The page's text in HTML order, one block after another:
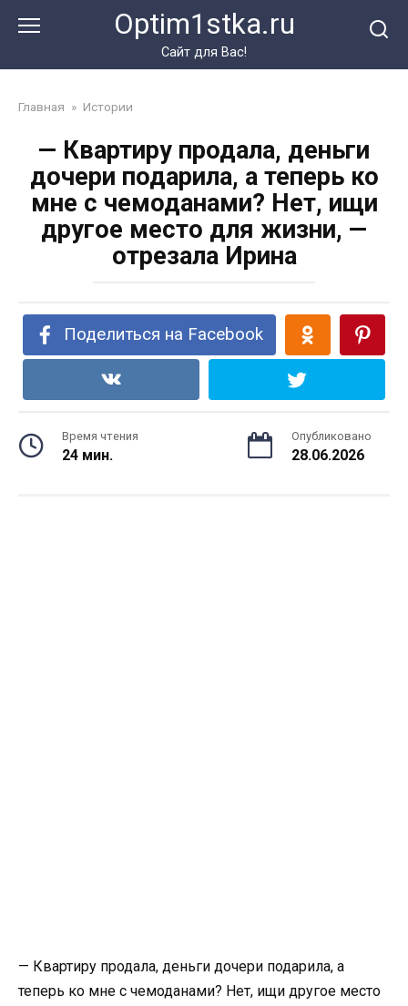
Optim1stka.ru
Сайт для Вас!
Главная » Истории
— Квартиру продала, деньги
дочери подарила, а теперь ко
мне с чемоданами? Нет, ищи
другое место для жизни, —
отрезала Ирина
Поделиться на Facebook
Время чтения
24 мин.
Опубликовано
28.06.2026
— Квартиру продала, деньги дочери подарила, а
теперь ко мне с чемоданами? Нет, ищи другое место